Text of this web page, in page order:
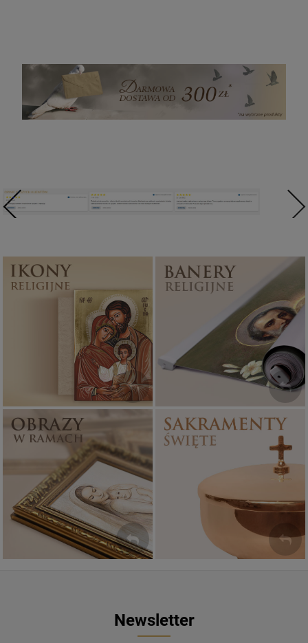
Ikony religijne
PONAD 400
WZORÓW
Banery religijne
ZOBACZ
Obrazy religijne
PIĘKNE
WZORY
Sakramenty Święte
Newsletter